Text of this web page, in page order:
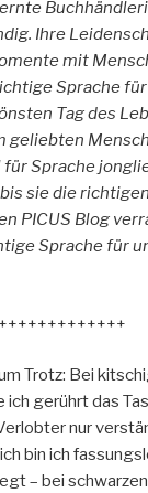
Ihre
mit
Sprache
Tag des
geliebten
für Sprache
sie die
PICUS Blog
Sprache für
+++++++++++++
Trotz: Bei
ich gerührt das
nur
bin ich
– bei